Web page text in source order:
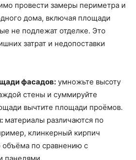
провести замеры периметра и
дома, включая площади
не подлежат отделке. Это
затрат и недопоставки
фасадов: умножьте высоту
стены и суммируйте
вычтите площади проёмов.
материалы различаются по
клинкерный кирпич
объёма по сравнению с